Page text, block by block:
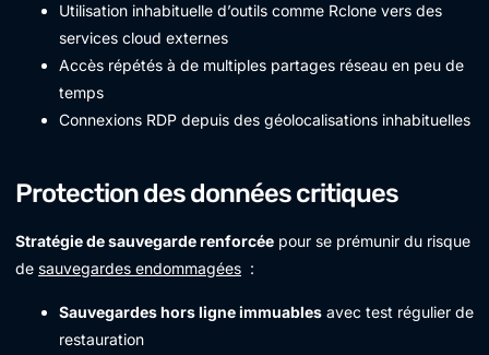
Utilisation inhabituelle d’outils comme Rclone vers des
services cloud externes
Accès répétés à de multiples partages réseau en peu de
temps
Connexions RDP depuis des géolocalisations inhabituelles
Protection des données critiques
Stratégie de sauvegarde renforcée pour se prémunir du risque
de sauvegardes endommagées :
Sauvegardes hors ligne immuables avec test régulier de
restauration